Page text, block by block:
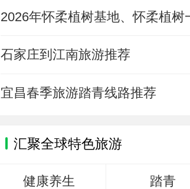
2026年怀柔植树基地、怀柔植树
石家庄到江南旅游推荐
宜昌春季旅游踏青线路推荐
汇聚全球特色旅游
健康养生 踏青